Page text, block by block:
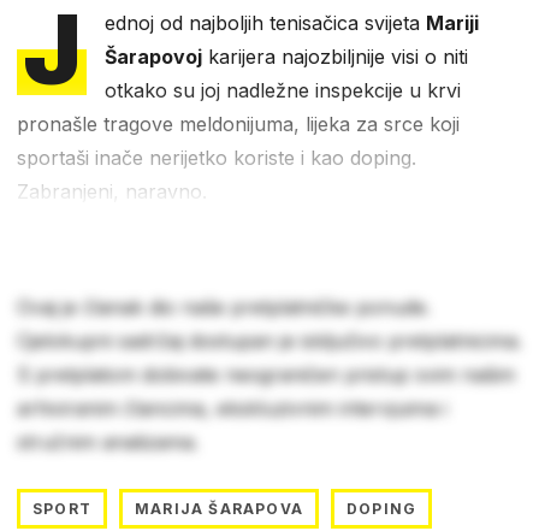
J ednoj od najboljih tenisačica svijeta Mariji
Šarapovoj karijera najozbiljnije visi o niti
otkako su joj nadležne inspekcije u krvi
pronašle tragove meldonijuma, lijeka za srce koji
sportaši inače nerijetko koriste i kao doping.
Zabranjeni, naravno.
Ovaj je članak dio naše pretplatničke ponude.
Cjelokupni sadržaj dostupan je isključivo pretplatnicima.
S pretplatom dobivate neograničen pristup svim našim
arhiviranim člancima, ekskluzivnim intervjuima i
stručnim analizama.
SPORT MARIJA ŠARAPOVA DOPING